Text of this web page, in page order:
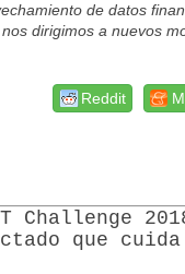
de datos
dirigimos a nuevos
Reddit
Challenge
que